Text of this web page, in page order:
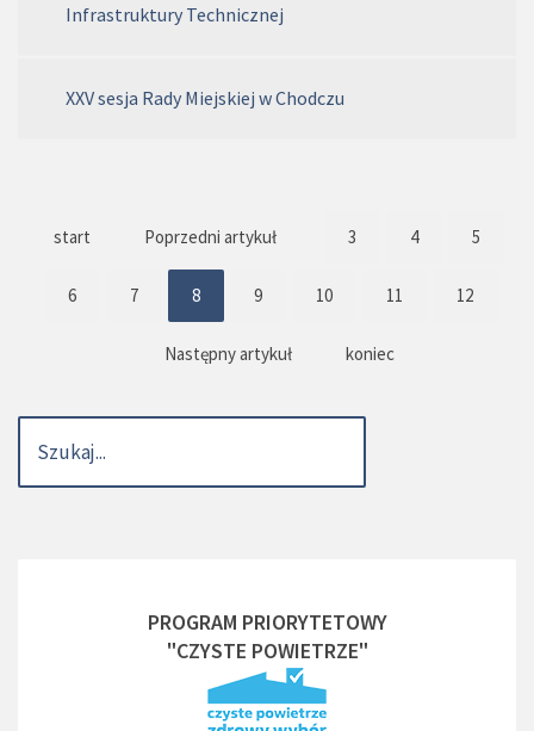
Infrastruktury Technicznej
XXV sesja Rady Miejskiej w Chodczu
start Poprzedni artykuł 3 4 5
6 7 8 9 10 11 12
Następny artykuł koniec
PROGRAM PRIORYTETOWY
"CZYSTE POWIETRZE"